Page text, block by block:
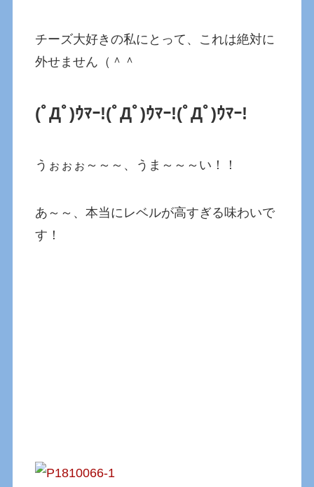
チーズ大好きの私にとって、これは絶対に
外せません（＾＾
(ﾟДﾟ)ｳﾏｰ!(ﾟДﾟ)ｳﾏｰ!(ﾟДﾟ)ｳﾏｰ!
うぉぉぉ～～～、うま～～～い！！
あ～～、本当にレベルが高すぎる味わいで
す！